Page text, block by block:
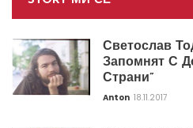
Светослав
Запомнят С
Страни”
Anton 18.11.2017